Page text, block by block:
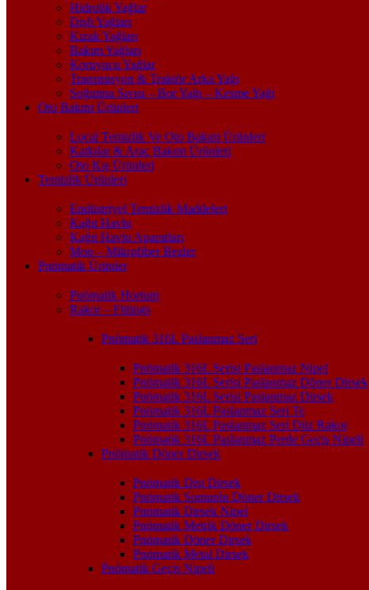
Hidrolik Yağlar
Dişli Yağları
Kızak Yağları
Bakım Yağları
Koruyucu Yağlar
Transmisyon & Traktör Arka Yağı
Soğutma Sıvısı – Bor Yağı – Kesme Yağı
Oto Bakım Ürünleri
Local Temizlik Ve Oto Bakım Ürünleri
Katkılar & Araç Bakım Ürünleri
Oto Kış Ürünleri
Temizlik Ürünleri
Endüstriyel Temizlik Maddeleri
Kağıt Havlu
Kağıt Havlu Aparatları
Mop – Mikrofiber Bezler
Pnömatik Ürünler
Pnömatik Hortum
Rakor – Fittings
Pnömatik 316L Paslanmaz Seri
Pnömatik 316L Serisi Paslanmaz Nipel
Pnömatik 316L Serisi Paslanmaz Döner Dirsek
Pnömatik 316L Serisi Paslanmaz Dirsek
Pnömatik 316L Paslanmaz Seri Te
Pnömatik 316L Paslanmaz Seri Düz Rakor
Pnömatik 316L Paslanmaz Perde Geçiş Nipeli
Pnömatik Döner Dirsek
Pnömatik Dişi Dirsek
Pnömatik Somunlu Döner Dirsek
Pnömatik Dirsek Nipel
Pnömatik Metrik Döner Dirsek
Pnömatik Döner Dirsek
Pnömatik Metal Dirsek
Pnömatik Geçiş Nipeli